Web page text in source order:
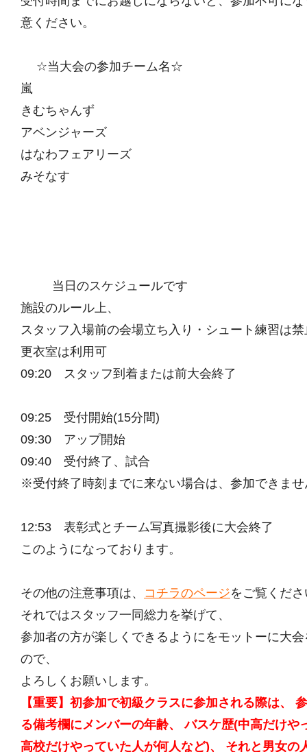
意ください。
☆当大会の参加チーム名☆
嵐
きむちゃんず
アベンジャーズ
はなわフェアリーズ
みそなす
当日のスケジュールです
施設のルール上、
スタッフ入場前の会場立ち入り・シュート練習は
更衣室は利用可
09:20 スタッフ到着または前大会終了
09:25 受付開始(15分間)
09:30 アップ開始
09:40 受付終了、試合
※受付終了時刻までに来ない場合は、参加できませ
12:53 表彰式とチーム写真撮影後に大会終了
このようになっております。
その他の注意事項は、 コチラのページをご覧くだ
それではスタッフ一同総力を挙げて、
参加者の方が楽しくできるようにをモットーに大
ので、
よろしくお願いします。
【重要】初参加で初級クラスに参加される際は、
る備考欄にメンバーの年齢、 バスケ歴(中高だけや
高校だけやっていた人が何人など)、 それと男女の